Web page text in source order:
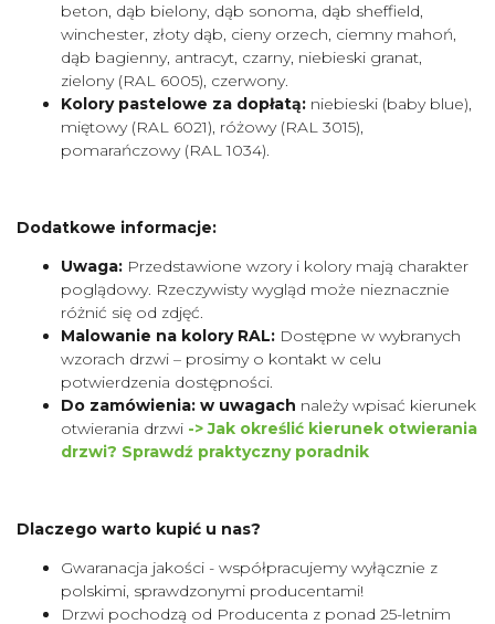
beton, dąb bielony, dąb sonoma, dąb sheffield,
winchester, złoty dąb, cieny orzech, ciemny mahoń,
dąb bagienny, antracyt, czarny, niebieski granat,
zielony (RAL 6005), czerwony.
Kolory pastelowe za dopłatą: niebieski (baby blue),
miętowy (RAL 6021), różowy (RAL 3015),
pomarańczowy (RAL 1034).
Dodatkowe informacje:
Uwaga: Przedstawione wzory i kolory mają charakter
poglądowy. Rzeczywisty wygląd może nieznacznie
różnić się od zdjęć.
Malowanie na kolory RAL: Dostępne w wybranych
wzorach drzwi – prosimy o kontakt w celu
potwierdzenia dostępności.
Do zamówienia: w uwagach należy wpisać kierunek
otwierania drzwi -> Jak określić kierunek otwierania
drzwi? Sprawdź praktyczny poradnik
Dlaczego warto kupić u nas?
Gwaranacja jakości - współpracujemy wyłącznie z
polskimi, sprawdzonymi producentami!
Drzwi pochodzą od Producenta z ponad 25-letnim